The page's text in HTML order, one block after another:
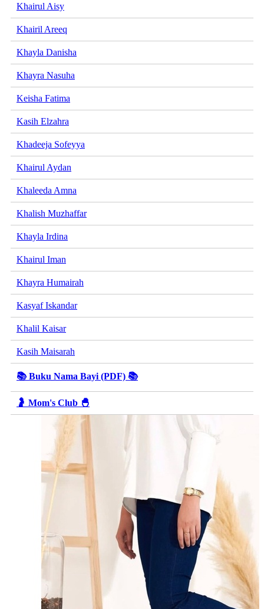
Khairul Aisy
Khairil Areeq
Khayla Danisha
Khayra Nasuha
Keisha Fatima
Kasih Elzahra
Khadeeja Sofeyya
Khairul Aydan
Khaleeda Amna
Khalish Muzhaffar
Khayla Irdina
Khairul Iman
Khayra Humairah
Kasyaf Iskandar
Khalil Kaisar
Kasih Maisarah
📚 Buku Nama Bayi (PDF) 📚
🤰 Mom's Club 🐣